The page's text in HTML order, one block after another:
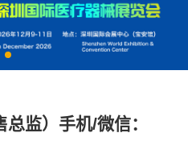
监）手机/微信：